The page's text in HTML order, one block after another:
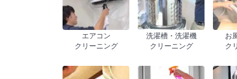
エアコン
クリーニング
洗濯槽・洗濯機
クリーニング
お
ク